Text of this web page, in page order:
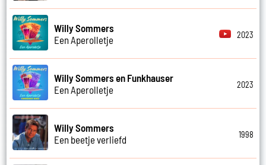
Willy Sommers
Een Aperolletje
2023
Willy Sommers en Funkhauser
Een Aperolletje
2023
Willy Sommers
Een beetje verliefd
1998